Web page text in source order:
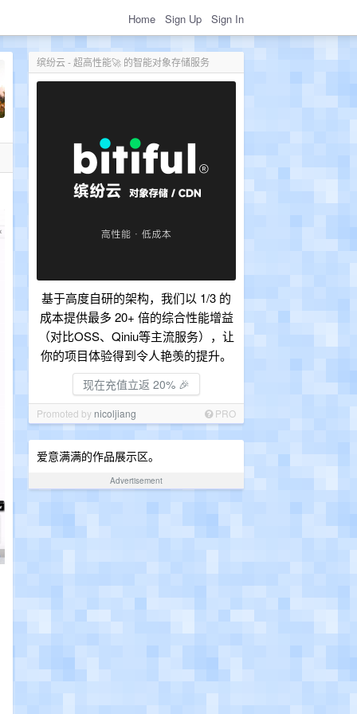
Home Sign Up Sign In
缤纷云 - 超高性能🚀 的智能对象存储服务
基于高度自研的架构，我们以 1/3 的
成本提供最多 20+ 倍的综合性能增益
（对比OSS、Qiniu等主流服务），让
你的项目体验得到令人艳羡的提升。
现在充值立返 20% 🎉
Promoted by nicoljiang PRO
爱意满满的作品展示区。
Advertisement